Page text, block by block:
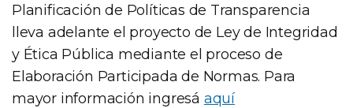
Planificación de Políticas de Transparencia
lleva adelante el proyecto de Ley de Integridad
y Ética Pública mediante el proceso de
Elaboración Participada de Normas. Para
mayor información ingresá aquí